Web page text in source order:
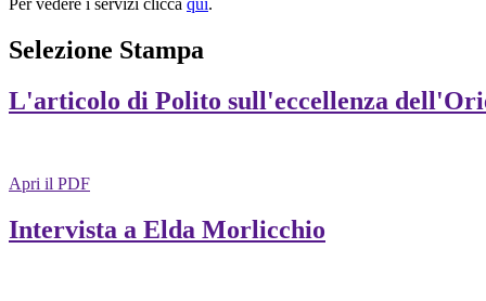
Per vedere i servizi clicca qui.
Selezione Stampa
L'articolo di Polito sull'eccellenza
Apri il PDF
Intervista a Elda Morlicchio